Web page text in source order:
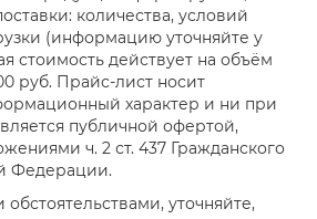
количества, условий
(информацию уточняйте у
стоимость действует на объём
руб. Прайс-лист носит
характер и ни при
публичной офертой,
ч. 2 ст. 437 Гражданского
Федерации.
уточняйте,